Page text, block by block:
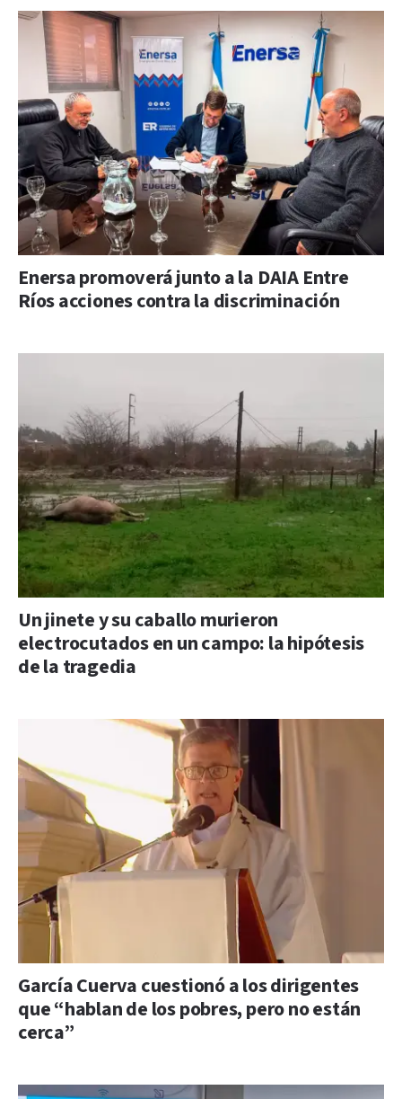
Enersa promoverá junto a la DAIA Entre
Ríos acciones contra la discriminación
Un jinete y su caballo murieron
electrocutados en un campo: la hipótesis
de la tragedia
García Cuerva cuestionó a los dirigentes
que “hablan de los pobres, pero no están
cerca”